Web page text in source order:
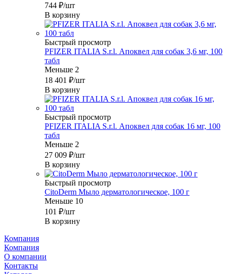
744 ₽/шт
В корзину
Быстрый просмотр
PFIZER ITALIA S.r.l. Апоквел для собак 3,6 мг, 100
табл
Меньше 2
18 401 ₽/шт
В корзину
Быстрый просмотр
PFIZER ITALIA S.r.l. Апоквел для собак 16 мг, 100
табл
Меньше 2
27 009 ₽/шт
В корзину
Быстрый просмотр
CitoDerm Мыло дерматологическое, 100 г
Меньше 10
101 ₽/шт
В корзину
Компания
Компания
О компании
Контакты